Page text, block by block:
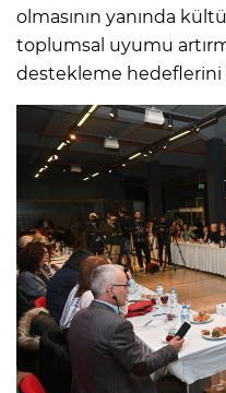
olmasının yanında
toplumsal uyumu
destekleme hedeflerini